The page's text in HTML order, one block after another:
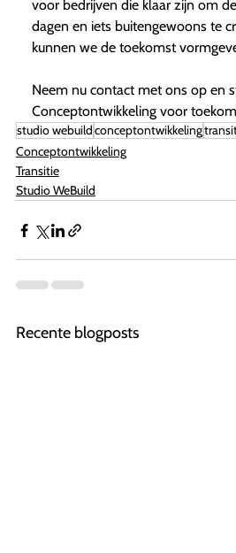
voor bedrijven die klaar zijn om
dagen en iets buitengewoons te
kunnen we de toekomst
Neem nu contact met ons op en
Conceptontwikkeling voor
studio webuildconceptontwikkeling
Conceptontwikkeling
Transitie
Studio WeBuild
Recente blogposts